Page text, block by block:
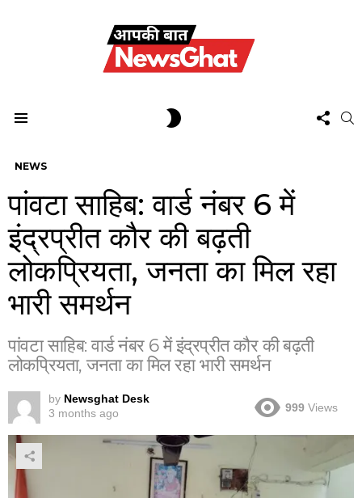
US
NEWS
पांवटा साहिब: वार्ड नंबर 6 में
इंद्रप्रीत कौर की बढ़ती
लोकप्रियता, जनता का मिल रहा
भारी समर्थन
पांवटा साहिब: वार्ड नंबर 6 में इंद्रप्रीत कौर की बढ़ती
लोकप्रियता, जनता का मिल रहा भारी समर्थन
by Newsghat Desk
3 months ago
999 Views